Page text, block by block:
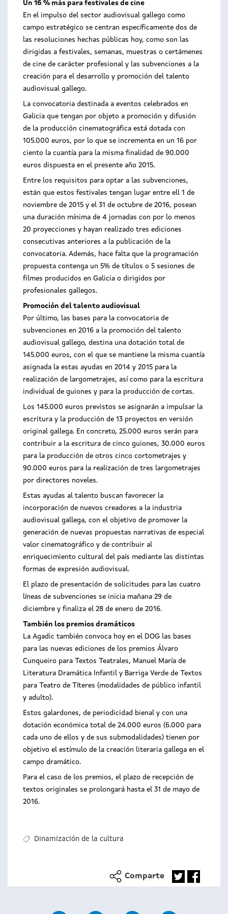
Un 16 % más para festivales de cine
En el impulso del sector audiovisual gallego como
campo estratégico se centran específicamente dos de
las resoluciones hechas públicas hoy, como son las
dirigidas a festivales, semanas, muestras o certámenes
de cine de carácter profesional y las subvenciones a la
creación para el desarrollo y promoción del talento
audiovisual gallego.
La convocatoria destinada a eventos celebrados en
Galicia que tengan por objeto a promoción y difusión
de la producción cinematográfica está dotada con
105.000 euros, por lo que se incrementa en un 16 por
ciento la cuantía para la misma finalidad de 90.000
euros dispuesta en el presente año 2015.
Entre los requisitos para optar a las subvenciones,
están que estos festivales tengan lugar entre ell 1 de
noviembre de 2015 y el 31 de octubre de 2016, posean
una duración mínima de 4 jornadas con por lo menos
20 proyecciones y hayan realizado tres ediciones
consecutivas anteriores a la publicación de la
convocatoria. Además, hace falta que la programación
propuesta contenga un 5% de títulos o 5 sesiones de
filmes producidos en Galicia o dirigidos por
profesionales gallegos.
Promoción del talento audiovisual
Por último, las bases para la convocatoria de
subvenciones en 2016 a la promoción del talento
audiovisual gallego, destina una dotación total de
145.000 euros, con el que se mantiene la misma cuantía
asignada la estas ayudas en 2014 y 2015 para la
realización de largometrajes, así como para la escritura
individual de guiones y para la producción de cortas.
Los 145.000 euros previstos se asignarán a impulsar la
escritura y la producción de 13 proyectos en versión
original gallega. En concreto, 25.000 euros serán para
contribuir a la escritura de cinco guiones, 30.000 euros
para la producción de otros cinco cortometrajes y
90.000 euros para la realización de tres largometrajes
por directores noveles.
Estas ayudas al talento buscan favorecer la
incorporación de nuevos creadores a la industria
audiovisual gallega, con el objetivo de promover la
generación de nuevas propuestas narrativas de especial
valor cinematográfico y de contribuir al
enriquecimiento cultural del país mediante las distintas
formas de expresión audiovisual.
El plazo de presentación de solicitudes para las cuatro
líneas de subvenciones se inicia mañana 29 de
diciembre y finaliza el 28 de enero de 2016.
También los premios dramáticos
La Agadic también convoca hoy en el DOG las bases
para las nuevas ediciones de los premios Álvaro
Cunqueiro para Textos Teatrales, Manuel María de
Literatura Dramática Infantil y Barriga Verde de Textos
para Teatro de Títeres (modalidades de público infantil
y adulto).
Estos galardones, de periodicidad bienal y con una
dotación económica total de 24.000 euros (6.000 para
cada uno de ellos y de sus submodalidades) tienen por
objetivo el estímulo de la creación literaria gallega en el
campo dramático.
Para el caso de los premios, el plazo de recepción de
textos originales se prolongará hasta el 31 de mayo de
2016.
Dinamización de la cultura
Comparte